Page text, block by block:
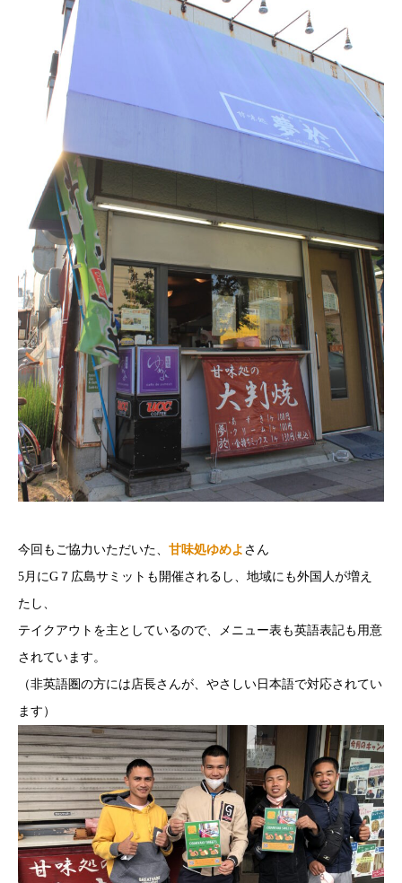
今回もご協力いただいた、 甘味処ゆめよ さん
5月にG７広島サミットも開催されるし、地域にも外国人が増え
たし、
テイクアウトを主としているので、メニュー表も英語表記も用意
されています。
（非英語圏の方には店長さんが、やさしい日本語で対応されてい
ます）